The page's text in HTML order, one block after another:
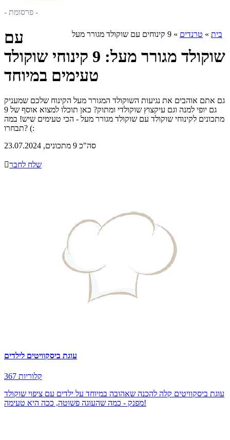
- פרסומת -
בית » טרנדים » 9 קינוחים עם שוקולד מגורר מעל
עם
שוקולד מגורר מעל: 9 קינוחי שוקולד
טעימים במיוחד
גם אתם אוהבים את נגיעות השוקולד המגורר מעל הקינוח שלכם שמעניק
גם יופי למנה וגם עיקצוץ שוקולדי ומתוק? כאן תוכלו למצוא אוסף של 9
מתכונים לקינוחי שוקולד עם שוקולד מגורר מעל - הכי טעימים שיש! במה
תבחרו? (:
סה"כ 9 מתכונים, 23.07.2024
שלח לחבר
עוגת ביסקוויטים לילדים
367 קלוריות
עוגת ביסקוויטים קלה להכנה שאהובה במיוחד על ילדים עם ציפוי שוקולד
מפנק - כמה שהעוגה פשוטה, ככה היא טעימה!